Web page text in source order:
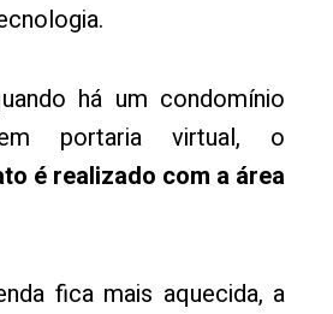
há um condomínio
portaria virtual, o
é realizado com a área
fica mais aquecida, a